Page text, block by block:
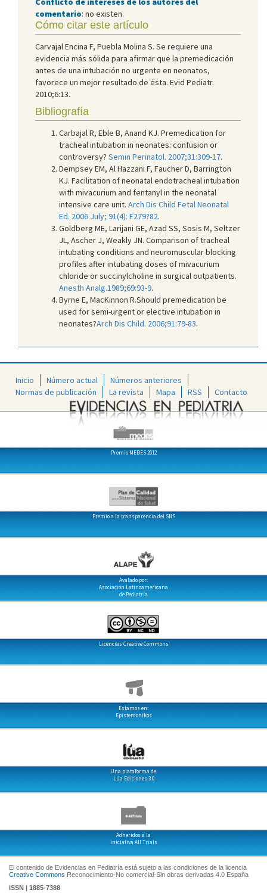
comentario: no existen.
Cómo citar este artículo
Carvajal Encina F, Puebla Molina S. Se requiere una
evidencia más sólida para afirmar que la premedicación
antes de una intubación no urgente en neonatos,
favorece un mejor resultado de ésta. Evid Pediatr.
2010;6:13.
Bibliografía
Carbajal R, Eble B, Anand KJ. Premedication for
tracheal intubation in neonates: confusion or
controversy? Semin Perinatol. 2007;31:309-17.
Dempsey EM, Al Hazzani F, Faucher D, Barrington
KJ. Facilitation of neonatal endotracheal intubation
with mivacurium and fentanyl in the neonatal
intensive care unit. Arch Dis Child Fetal Neonatal
Ed. 2006 July; 91(4): F279?82.
Goldberg ME, Larijani GE, Azad SS, Sosis M, Seltzer
JL, Ascher J, Weakly JN. Comparison of tracheal
intubating conditions and neuromuscular blocking
profiles after intubating doses of mivacurium
chloride or succinylcholine in surgical outpatients.
Anesth Analg.1989;69:93-9.
Byrne E, MacKinnon R.Should premedication be
used for semi-urgent or elective intubation in
neonates?Arch Dis Child. 2006;91:79-83.
Inicio Número actual
Números anteriores
Normas de publicación
La revista Mapa RSS Contacto
Premio MEDES 2012
Premio a la transparencia del SNS
Avalado por:
Asociación Latinoamericana
de Pediatría
Licencias Creative Commons
Estamos en:
Epistemonikos
Una plataforma de:
Lúa Ediciones 3.0
Adheridos a la
iniciativa All Trials
El contenido de Evidencias en Pediatría está sujeto a las condiciones de la licencia
Creative Commons Reconocimiento-No comercial-Sin obras derivadas 4.0 España
ISSN | 1885-7388